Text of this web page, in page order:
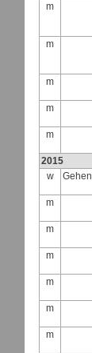
m
m
m
m
m
2015
w
Gehen
m
m
m
m
m
m